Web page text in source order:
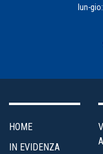
lun-
HOME
IN EVIDENZA